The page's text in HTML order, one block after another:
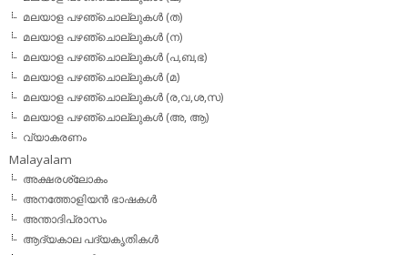
മലയാള പഴഞ്ചൊല്ലുകള്‍ (ത)
മലയാള പഴഞ്ചൊല്ലുകള്‍ (ന)
മലയാള പഴഞ്ചൊല്ലുകള്‍ (പ,ബ,ഭ)
മലയാള പഴഞ്ചൊല്ലുകള്‍ (മ)
മലയാള പഴഞ്ചൊല്ലുകള്‍ (ര,വ,ശ,സ)
മലയാള പഴഞ്ചൊല്ലുകൾ (അ, ആ)
വ്യാകരണം
Malayalam
അക്ഷരശ്ലോകം
അനത്തോളിയന്‍ ഭാഷകള്‍
അന്താദിപ്രാസം
ആദ്യകാല പദ്യകൃതികള്‍